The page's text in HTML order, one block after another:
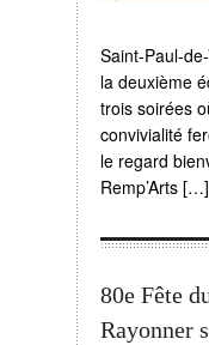
Saint-Paul-
la deuxième
trois soirées
convivialité
le regard
Remp’Arts […]
80e Fête
Rayonner